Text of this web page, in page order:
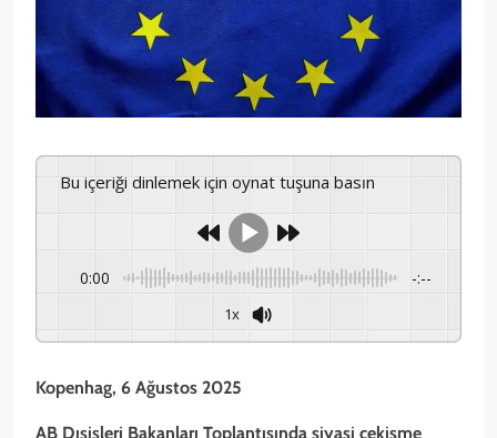
Bu içeriği dinlemek için oynat tuşuna basın
0:00 -:--
1x
Kopenhag, 6 Ağustos 2025
AB Dışişleri Bakanları Toplantısında siyasi çekişme